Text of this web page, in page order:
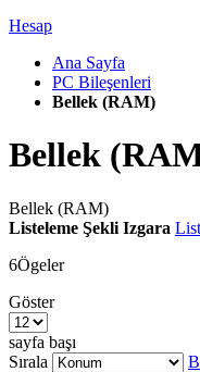
Hesap
Ana Sayfa
PC Bileşenleri
Bellek (RAM)
Bellek
Bellek (RAM)
Listeleme Şekli Izgara
6Ögeler
Göster
sayfa başı
Sırala